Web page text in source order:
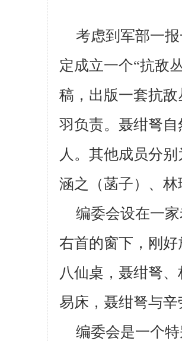
考虑到军部一
定成立一个“抗敌
稿，出版一套抗
羽负责。聂绀弩
人。其他成员分
涵之（菡子）、
编委会设在一
右首的窗下，刚
八仙桌，聂绀弩
易床，聂绀弩与
编委会是一个